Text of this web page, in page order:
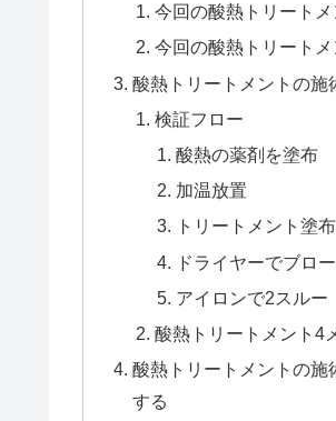
今回の酸熱トリート
今回の酸熱トリート
酸熱トリートメントの施
検証フロー
酸熱の薬剤を塗布
加温放置
トリートメント塗布
ドライヤーでブロー
アイロンで2スルー
酸熱トリートメント4
酸熱トリートメントの
する